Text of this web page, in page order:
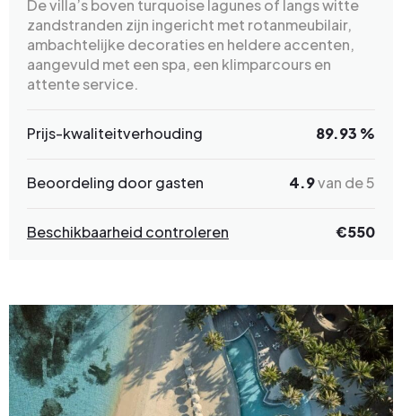
De villa’s boven turquoise lagunes of langs witte
zandstranden zijn ingericht met rotanmeubilair,
ambachtelijke decoraties en heldere accenten,
aangevuld met een spa, een klimparcours en
attente service.
Prijs-kwaliteitverhouding 89.93 %
Beoordeling door gasten 4.9van de 5
Beschikbaarheid controleren €550